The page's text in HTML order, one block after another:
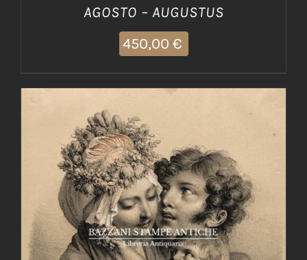
AGOSTO – AUGUSTUS
450,00 €
AGGIUNGI AL CARRELLO / DETTAGLI